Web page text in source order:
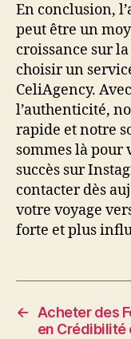
En conclusion,
peut être un
croissance sur
choisir un
CeliAgency.
l’authenticité,
rapide et notre
sommes là pour
succès sur
contacter dès
votre voyage
forte et plus
← Acheter des
en Crédibilité